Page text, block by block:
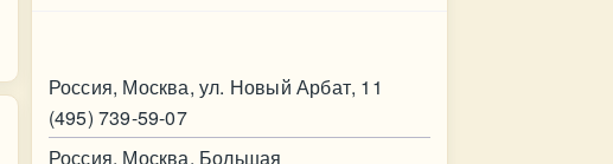
Россия, Москва, ул. Новый Арбат, 11
(495) 739-59-07
Россия, Москва, Большая